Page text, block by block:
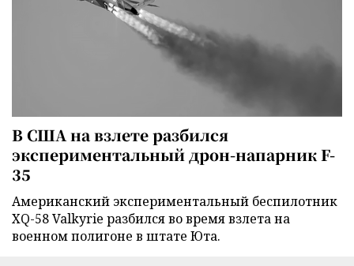
В США на взлете разбился
экспериментальный дрон-напарник F-
35
Американский экспериментальный беспилотник
XQ-58 Valkyrie разбился во время взлета на
военном полигоне в штате Юта.